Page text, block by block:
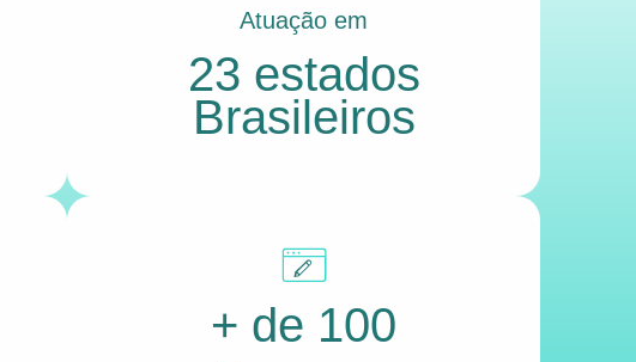
Atuação em
23 estados
Brasileiros
+ de 100